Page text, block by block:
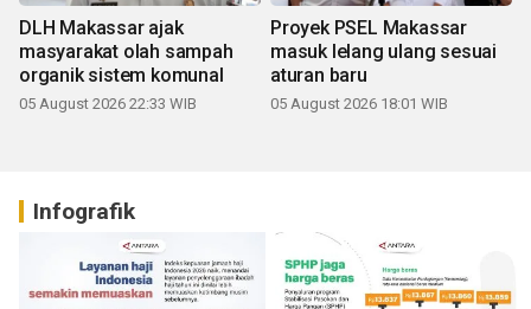
DLH Makassar ajak
masyarakat olah sampah
organik sistem komunal
05 August 2026 22:33 WIB
Proyek PSEL Makassar
masuk lelang ulang sesuai
aturan baru
05 August 2026 18:01 WIB
Infografik